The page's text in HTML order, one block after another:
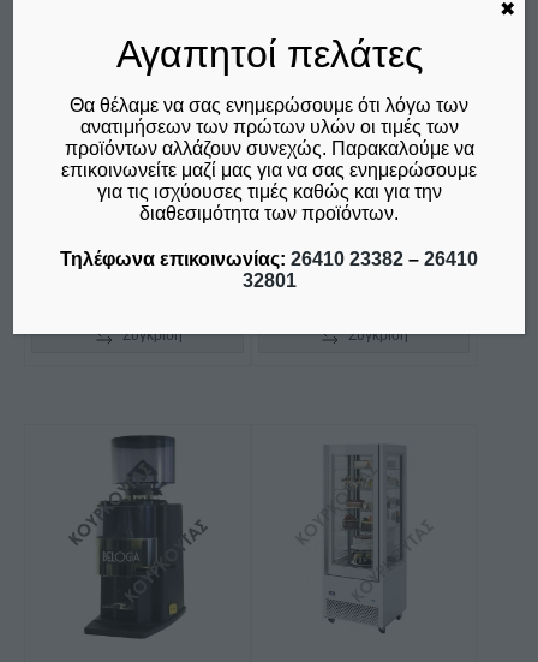
ΣΥΝΤΗΡΗΣΗΣ-
ΑΝΑΨΥΚΤΙΚΩΝ
METALFRIO CL372 VG
475,00
δεν συμπεριλαμβάνεται ο
Σύγκριση
ΣΥΝΤΗΡΗΣΗΣ-
ΑΝΑΨΥΚΤΙΚΩΝ
METALFRIO
INOVA520 SUPER
SUBZERO
€1.015,00
δεν συμπεριλαμβάνεται ο
Προσθήκη στο καλάθι
Σύγκριση
πολλαπλές
παραλλαγές.
Αγαπητοί πελάτες
Θα θέλαμε να σας ενημερώσουμε ότι λόγω των
ανατιμήσεων των πρώτων υλών οι τιμές των
προϊόντων αλλάζουν συνεχώς. Παρακαλούμε να
επικοινωνείτε μαζί μας για να σας ενημερώσουμε
για τις ισχύουσες τιμές καθώς και για την
διαθεσιμότητα των προϊόντων.
Τηλέφωνα επικοινωνίας: 26410 23382 – 26410
32801
✖